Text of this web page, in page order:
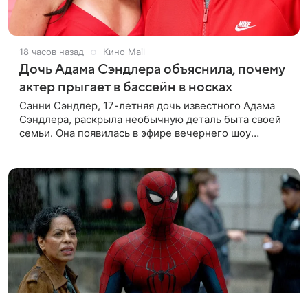
18 часов назад Кино Mail
Дочь Адама Сэндлера объяснила, почему
актер прыгает в бассейн в носках
Санни Сэндлер, 17-летняя дочь известного Адама
Сэндлера, раскрыла необычную деталь быта своей
семьи. Она появилась в эфире вечернего шоу